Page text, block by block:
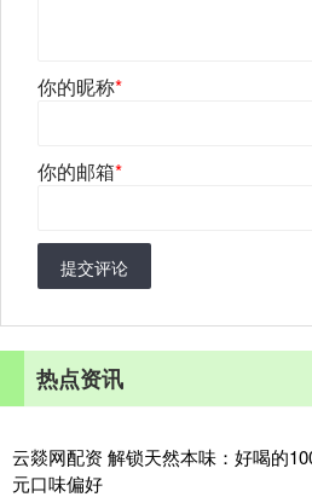
你的昵称*
你的邮箱*
提交评论
热点资讯
云燚网配资 解锁天然本味：好喝的
元口味偏好